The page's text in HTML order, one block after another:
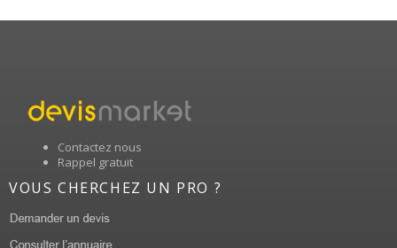
Contactez nous
Rappel gratuit
VOUS CHERCHEZ UN PRO ?